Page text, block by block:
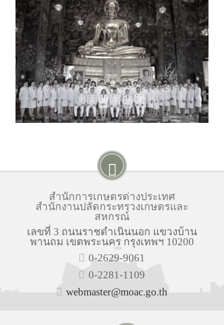
สำนักการเกษตรต่างประเทศ
สำนักงานปลัดกระทรวงเกษตรและ
สหกรณ์
เลขที่ 3 ถนนราชดำเนินนอก แขวงบ้าน
พานถม เขตพระนคร กรุงเทพฯ 10200
0-2629-9061
0-2281-1109
webmaster@moac.go.th